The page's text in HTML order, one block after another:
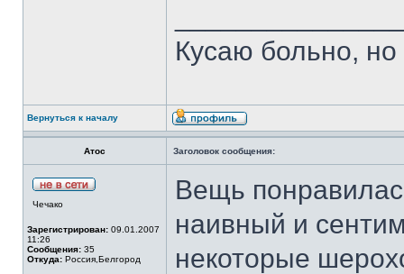
Кусаю больно,
Вернуться к началу
Атос Заголовок сообщения:
Чечако
Зарегистрирован: 09.01.2007
11:26
Сообщения: 35
Откуда: Россия,Белгород
Вещь
наивный и
некоторые